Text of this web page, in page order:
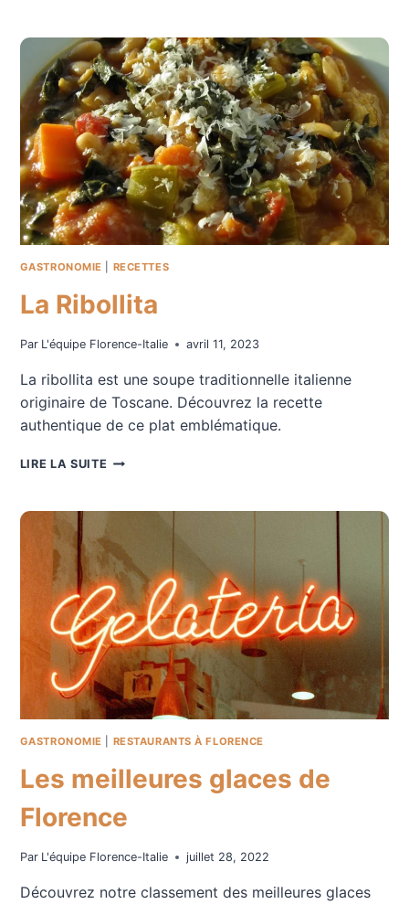
FLORENCE
GASTRONOMIE RECETTES
La Ribollita
Par L'équipe Florence-Italie avril 11, 2023
La ribollita est une soupe traditionnelle italienne
originaire de Toscane. Découvrez la recette
authentique de ce plat emblématique.
LIRE LA SUITE LA
GASTRONOMIE RESTAURANTS À FLORENCE
Les meilleures glaces de
Florence
Par L'équipe Florence-Italie juillet 28, 2022
Découvrez notre classement des meilleures glaces